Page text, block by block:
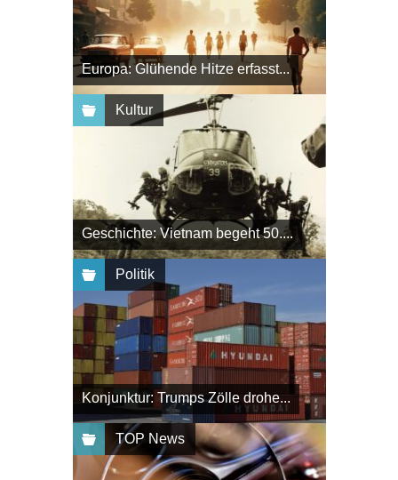
Europa: Glühende Hitze erfasst...
Kultur
Geschichte: Vietnam begeht 50....
Politik
Konjunktur: Trumps Zölle drohe...
TOP News